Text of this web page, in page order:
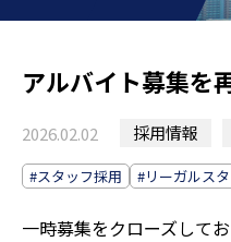
アルバイト募集を
2026.02.02 採用情報
#スタッフ採用 #リーガルス
一時募集をクローズして